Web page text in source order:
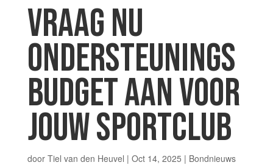
VRAAG NU
ONDERSTEUNINGS
BUDGET AAN VOOR
JOUW SPORTCLUB
door Tiel van den Heuvel | Oct 14, 2025 | Bondnieuws